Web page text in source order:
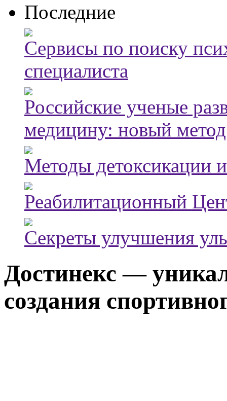
Последние
Сервисы по поиску
специалиста
Российские ученые
медицину: новый
Методы детоксикации
Реабилитационный
Секреты улучшения
Достинекс —
создания